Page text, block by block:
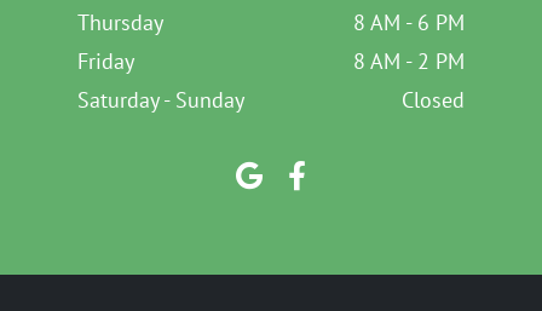
Thursday
8 AM - 6 PM
Friday
8 AM - 2 PM
Saturday - Sunday
Closed